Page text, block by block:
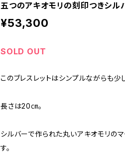
五つのアキオモリの刻印つきシル
¥53,300
SOLD OUT
このブレスレットはシンプルながらも少
長さは20㎝。
シルバーで作られた丸いアキオモリの
す。